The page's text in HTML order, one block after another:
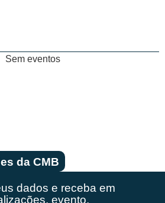
Sem eventos
da CMB
dados e receba em
evento,